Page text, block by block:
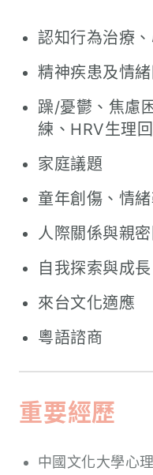
認知行為治療
精神疾患及情
躁/憂鬱、焦慮
練、HRV生理
家庭議題
童年創傷、情
人際關係與親
自我探索與成長
來台文化適應
粵語諮商
重要經歷
中國文化大學心